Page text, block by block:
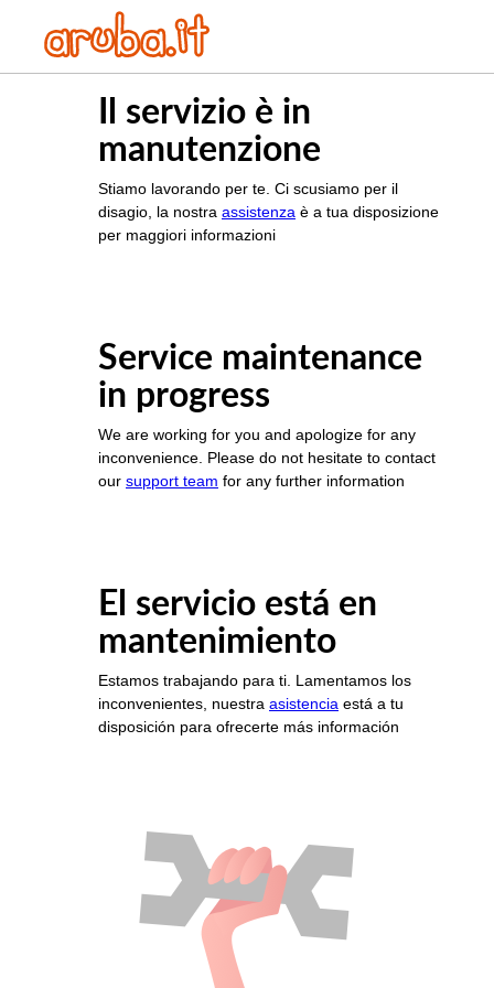
Il servizio è in
manutenzione
Stiamo lavorando per te. Ci scusiamo per il
disagio, la nostra assistenza è a tua disposizione
per maggiori informazioni
Service maintenance
in progress
We are working for you and apologize for any
inconvenience. Please do not hesitate to contact
our support team for any further information
El servicio está en
mantenimiento
Estamos trabajando para ti. Lamentamos los
inconvenientes, nuestra asistencia está a tu
disposición para ofrecerte más información